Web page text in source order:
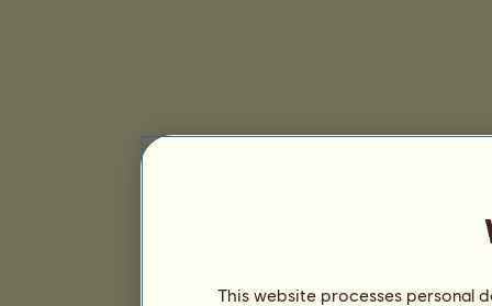
This website processes personal